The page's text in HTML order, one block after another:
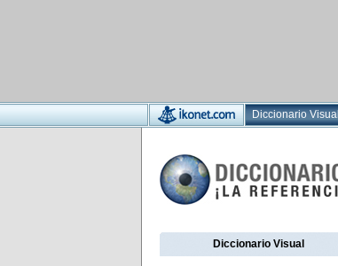
Diccionario Visual
Diccionario Visual